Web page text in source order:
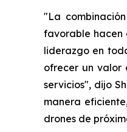
"La
favorable hacen
liderazgo en
ofrecer un valor
servicios", dijo
manera
drones de